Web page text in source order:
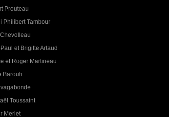
Prouteau
Philibert Tambour
et Brigitte Artaud
et Roger Martineau
Barouh
Toussaint
Merlet